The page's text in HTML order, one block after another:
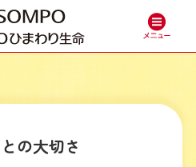
の大切さ